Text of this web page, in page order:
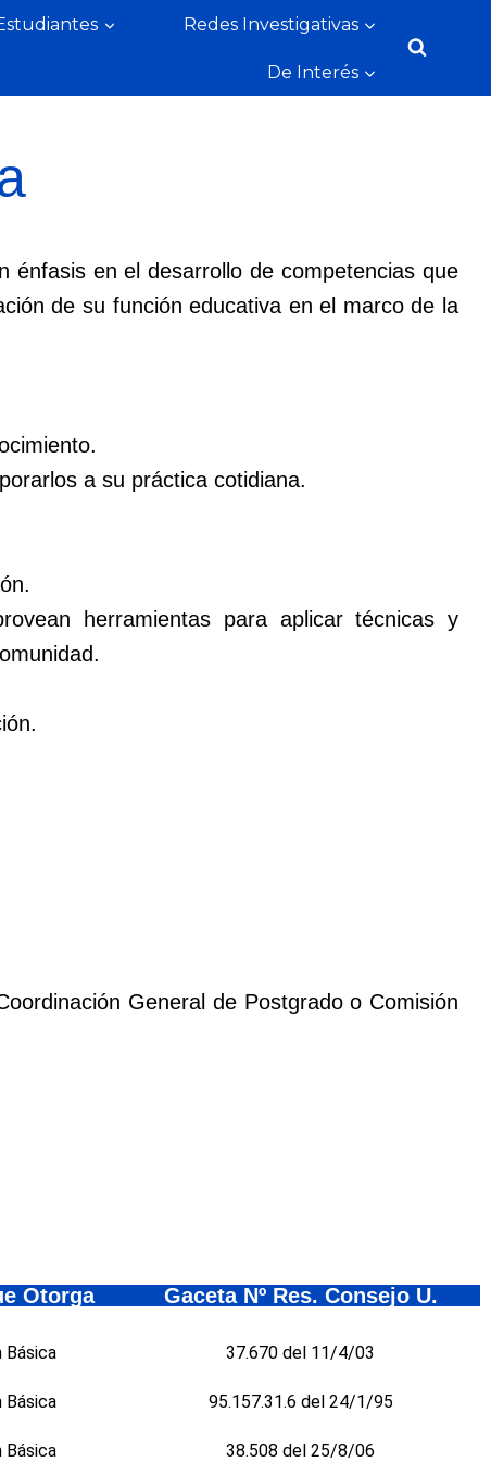
Redes Investigativas
De Interés
énfasis en el desarrollo de competencias que
de su función educativa en el marco de la
a su práctica cotidiana.
herramientas para aplicar técnicas y
General de Postgrado o Comisión
Otorga
Básica
Básica
Básica
Gaceta Nº Res. Consejo U.
37.670 del 11/4/03
95.157.31.6 del 24/1/95
38.508 del 25/8/06